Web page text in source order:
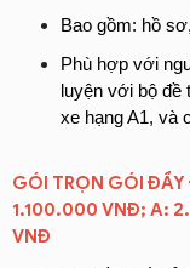
Bao gồm: hồ
Phù hợp với
luyện với bộ đề
xe hạng A1, và
GÓI TRỌN GÓI
1.100.000 VNĐ; A:
VNĐ